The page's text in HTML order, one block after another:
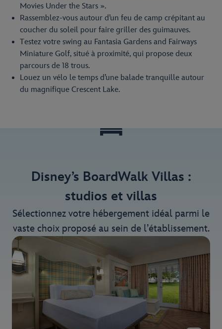
Movies Under the Stars ».
Rassemblez-vous autour d’un feu de camp crépitant au
coucher du soleil pour faire griller des guimauves.
Testez votre swing au Fantasia Gardens and Fairways
Miniature Golf, situé à proximité, qui propose deux
parcours de 18 trous.
Louez un vélo le temps d’une balade tranquille autour
du magnifique Crescent Lake.
Disney’s BoardWalk Villas :
studios et villas
Sélectionnez votre hébergement idéal parmi le
vaste choix proposé au sein de l’établissement.